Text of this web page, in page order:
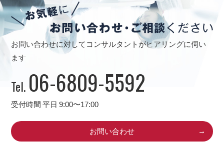
お問い合わせに対してコンサルタントがヒアリングに伺い
ます
Tel. 06-6809-5592
受付時間 平日 9:00〜17:00
お問い合わせ